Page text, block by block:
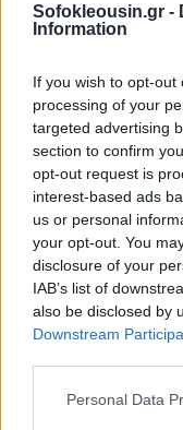
Sofokleousin.gr -
Information
If you wish to opt-
processing of your
targeted advertising
section to confirm
opt-out request is
interest-based ads
us or personal
your opt-out. You
disclosure of your
IAB’s list of
also be disclosed by
Downstream
Personal Data
Η
ηγεσία
αυξάνει
Η
Κούβα
αθό...